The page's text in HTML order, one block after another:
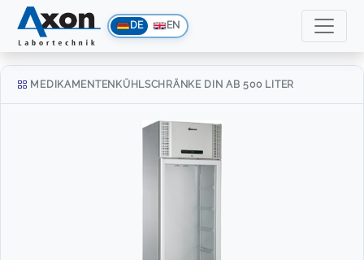
DE EN
MEDIKAMENTENKÜHLSCHRÄNKE DIN AB 500 LITER